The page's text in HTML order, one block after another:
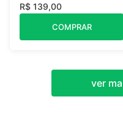
R$ 139,00
COMPRAR
ver